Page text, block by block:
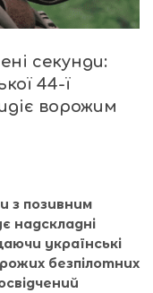
секунди:
44-ї
ворожим
з позивним
надскладні
українські
безпілотних